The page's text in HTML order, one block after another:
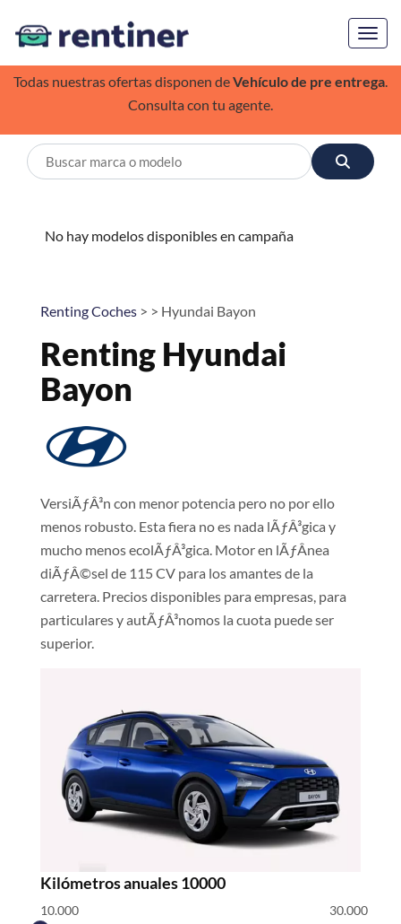
Todas nuestras ofertas disponen deVehículo de pre entrega.
Consulta con tu agente.
No hay modelos disponibles en campaña
Renting Coches > > Hyundai Bayon
Renting Hyundai
Bayon
VersiÃƒÂ³n con menor potencia pero no por ello
menos robusto. Esta fiera no es nada lÃƒÂ³gica y
mucho menos ecolÃƒÂ³gica. Motor en lÃƒÂ­nea
diÃƒÂ©sel de 115 CV para los amantes de la
carretera. Precios disponibles para empresas, para
particulares y autÃƒÂ³nomos la cuota puede ser
superior.
Kilómetros anuales10000
10.000 30.000